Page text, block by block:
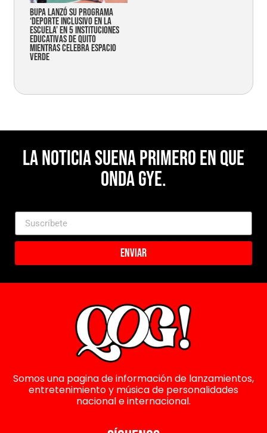
Bupa lanzó su programa
‘Deporte Inclusivo en la
Escuela’ en 5 instituciones
educativas de Quito
mientras celebra espacio
verde
La noticia suena primero en Que
Onda Gye.
Enviar
Somos una pagina de información de lanzamientos,
entretenimiento y música de personalidades
nacional e internacional.